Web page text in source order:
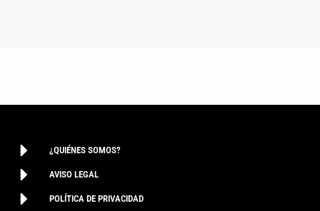
¿QUIÉNES SOMOS?
AVISO LEGAL
POLÍTICA DE PRIVACIDAD